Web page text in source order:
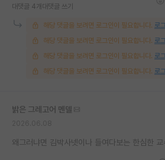
재팬라운지 🌸
대댓글 4개 대댓글 쓰기
해당 댓글을 보려면 로그인이 필요합니다. 로
해당 댓글을 보려면 로그인이 필요합니다. 로
해당 댓글을 보려면 로그인이 필요합니다. 로
해당 댓글을 보려면 로그인이 필요합니다. 로
밝은 그레고어 멘델
왜그러냐면 김박사넷이나 들여다보는 한심한